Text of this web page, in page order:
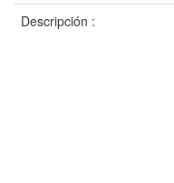
Descripción :